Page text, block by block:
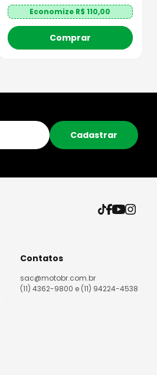
Economize R$110,00
Comprar
Cadastrar
Contatos
sac@motobr.com.br
(11) 4362-9800 e (11) 94224-4538